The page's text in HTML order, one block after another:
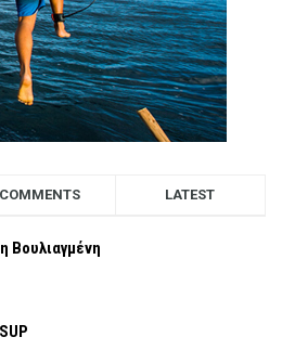
COMMENTS LATEST
Βουλιαγμένη